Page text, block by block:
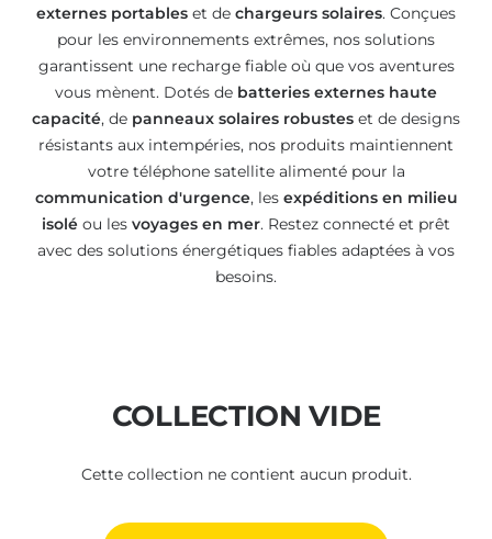
externes portables et de chargeurs solaires. Conçues
pour les environnements extrêmes, nos solutions
garantissent une recharge fiable où que vos aventures
vous mènent. Dotés de batteries externes haute
capacité, de panneaux solaires robustes et de designs
résistants aux intempéries, nos produits maintiennent
votre téléphone satellite alimenté pour la
communication d'urgence, les expéditions en milieu
isolé ou les voyages en mer. Restez connecté et prêt
avec des solutions énergétiques fiables adaptées à vos
besoins.
COLLECTION VIDE
Cette collection ne contient aucun produit.